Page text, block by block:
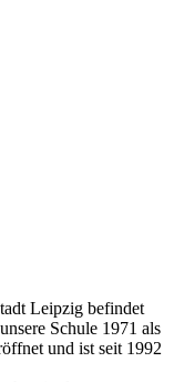
Leipzig befindet
Schule 1971 als
und ist seit 1992